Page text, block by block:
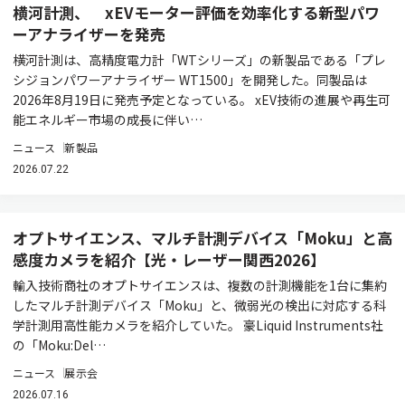
横河計測、 xEVモーター評価を効率化する新型パワ
ーアナライザーを発売
横河計測は、高精度電力計「WTシリーズ」の新製品である「プレ
シジョンパワーアナライザー WT1500」を開発した。同製品は
2026年8月19日に発売予定となっている。 xEV技術の進展や再生可
能エネルギー市場の成長に伴い…
ニュース 新製品
2026.07.22
オプトサイエンス、マルチ計測デバイス「Moku」と高
感度カメラを紹介【光・レーザー関西2026】
輸入技術商社のオプトサイエンスは、複数の計測機能を1台に集約
したマルチ計測デバイス「Moku」と、微弱光の検出に対応する科
学計測用高性能カメラを紹介していた。 豪Liquid Instruments社
の「Moku:Del…
ニュース 展示会
2026.07.16